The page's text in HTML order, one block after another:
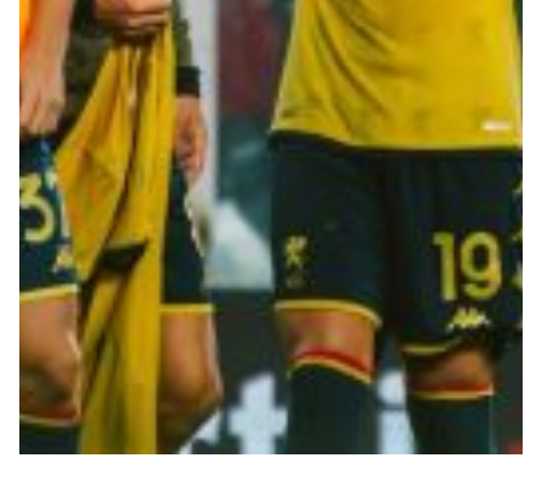
Summer Sale
Mare
Accessori
Party
Outlet
Helan x Genoa
Isolani x Genoa